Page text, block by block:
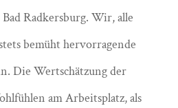
Radkersburg. Wir, alle
bemüht hervorragende
Die Wertschätzung der
am Arbeitsplatz, als